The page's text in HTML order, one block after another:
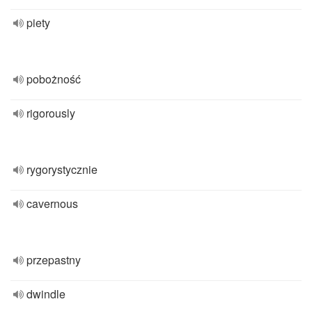
piety
pobożność
rigorously
rygorystycznie
cavernous
przepastny
dwindle